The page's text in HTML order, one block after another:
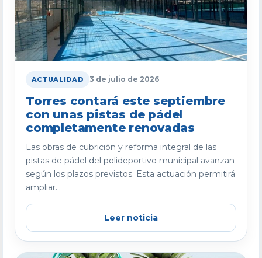
ACTUALIDAD 3 de julio de 2026
Torres contará este septiembre
con unas pistas de pádel
completamente renovadas
Las obras de cubrición y reforma integral de las
pistas de pádel del polideportivo municipal avanzan
según los plazos previstos. Esta actuación permitirá
ampliar...
Leer noticia